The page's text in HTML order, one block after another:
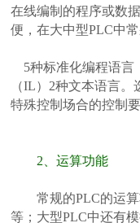
在线编制的程序或数
便，在大中型PLC中
5种标准化编程语言
（IL）2种文本语言
特殊控制场合的控制
2、运算功能
常规的PLC的运
等；大型PLC中还有